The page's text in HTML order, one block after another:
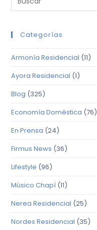
Categorías
Armonía Residencial (11)
Ayora Residencial (1)
Blog (325)
Economía Doméstica (76)
En Prensa (24)
Firmus News (36)
Lifestyle (96)
Músico Chapí (11)
Nerea Residencial (25)
Nordes Residencial (35)